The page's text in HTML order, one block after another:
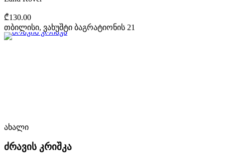
₾130.00
თბილისი, ვახუშტი ბაგრატიონის 21
ახალი
ძრავის კრიშკა